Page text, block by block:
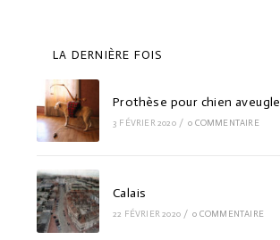
LA DERNIÈRE FOIS
Prothèse pour chien aveugle
3 FÉVRIER 2020 / 0 COMMENTAIRE
Calais
22 FÉVRIER 2020 / 0 COMMENTAIRE